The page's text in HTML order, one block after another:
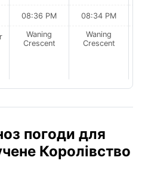
08:36 PM
Waning
Crescent
08:34 PM
Waning
Crescent
погоди для
Королівство